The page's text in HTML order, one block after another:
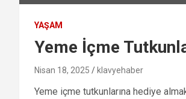
YAŞAM
Yeme İçme
Nisan 18, 2025 klavyehaber
Yeme içme tutkunlarına hediye